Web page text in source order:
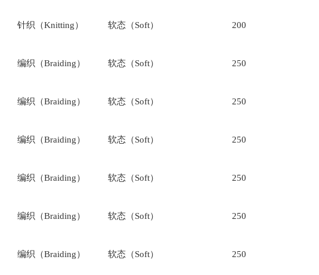
针织（Knitting） 软态（Soft） 200
编织（Braiding） 软态（Soft） 250
编织（Braiding） 软态（Soft） 250
编织（Braiding） 软态（Soft） 250
编织（Braiding） 软态（Soft） 250
编织（Braiding） 软态（Soft） 250
编织（Braiding） 软态（Soft） 250